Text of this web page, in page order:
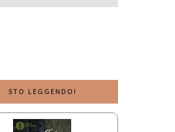
STO LEGGENDO!